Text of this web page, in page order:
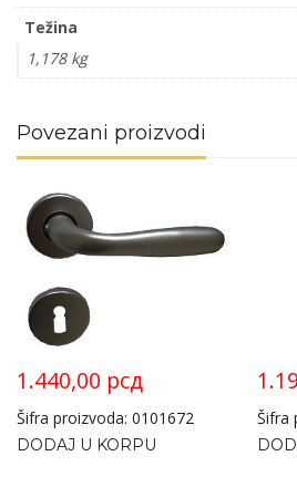
Težina
1,178 kg
Povezani proizvodi
1.440,00 рсд
Šifra proizvoda: 0101672
DODAJ U KORPU
Šifra